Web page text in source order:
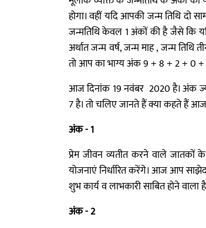
होगा। वहीं यदि आपकी जन्म तिथि दो
जन्मतिथि केवल 1 अंकों की है जैसे कि
अर्थात जन्म वर्ष, जन्म माह , जन्म
तो आप का भाग्य अंक 9 + 8 + 2 + 0 +
आज दिनांक 19 नवंबर 2020 है। अंक
7 है। तो चलिए जानते हैं क्या कहते
अंक - 1
प्रेम जीवन व्यतीत करने वाले
योजनाएं निर्धारित करेंगे। आज आप
शुभ कार्य व लाभकारी साबित होने वाला
अंक - 2